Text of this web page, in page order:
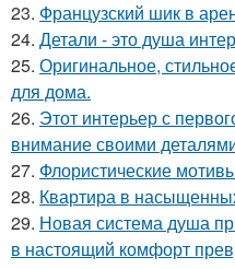
23. Французский шик в
24. Детали - это душа
25. Оригинальное,
для дома.
26. Этот интерьер с
внимание своими
27. Флористические
28. Квартира в
29. Новая система душа
в настоящий комфорт